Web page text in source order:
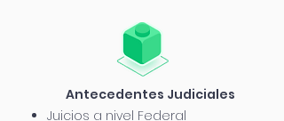
Antecedentes Judiciales
Juicios a nivel Federal